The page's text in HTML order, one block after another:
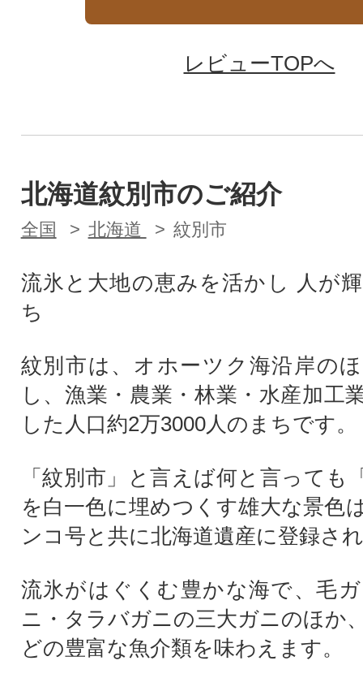
レビューTOPへ
北海道紋別市のご紹介
全国 北海道 紋別市
流氷と大地の恵みを活かし 人が
ち
紋別市は、オホーツク海沿岸の
し、漁業・農業・林業・水産加工
した人口約2万3000人のまちです。
「紋別市」と言えば何と言っても
を白一色に埋めつくす雄大な景色
ンコ号と共に北海道遺産に登録さ
流氷がはぐくむ豊かな海で、毛
ニ・タラバガニの三大ガニのほか
どの豊富な魚介類を味わえます。